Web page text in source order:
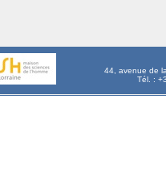
44, avenue de
Tél. :